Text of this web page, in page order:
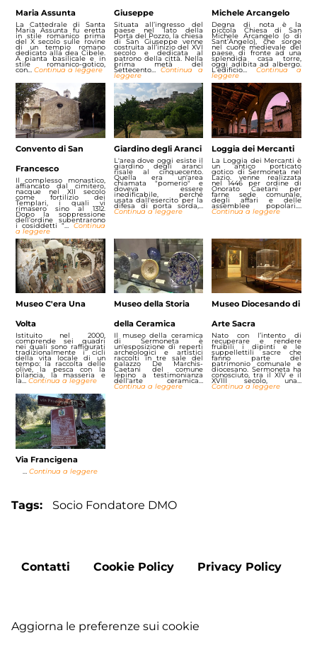
Maria Assunta
La Cattedrale di Santa
Maria Assunta fu eretta
in stile romanico prima
del X secolo sulle rovine
di un tempio romano
dedicato alla dea Cibele.
A pianta basilicale e in
stile romanico-gotico,
con… Continua a leggere
Giuseppe
Situata all’ingresso del
paese nel lato della
Porta del Pozzo, la chiesa
di San Giuseppe venne
costruita all’inizio del XVI
secolo e dedicata al
patrono della città. Nella
prima metà del
Settecento…Continua a
leggere
Michele Arcangelo
Degna di nota è la
piccola Chiesa di San
Michele Arcangelo (o di
Sant’Angelo), che sorge
nel cuore medievale del
paese, di fronte ad una
splendida casa torre,
oggi adibita ad albergo.
L’edificio… Continua a
leggere
Convento di San
Francesco
Il complesso monastico,
affiancato dal cimitero,
nacque nel XII secolo
come fortilizio dei
Templari, i quali vi
rimasero sino al 1312.
Dopo la soppressione
dell’ordine subentrarono
i cosiddetti “… Continua
a leggere
Giardino degli Aranci
L'area dove oggi esiste il
giardino degli aranci
risale al cinquecento.
Quella era un'area
chiamata "pomerio" e
doveva essere
inedificabile, perché
usata dall'esercito per la
difesa di porta sorda,…
Continua a leggere
Loggia dei Mercanti
La Loggia dei Mercanti è
un antico porticato
gotico di Sermoneta nel
Lazio. venne realizzata
nel 1446 per ordine di
Onorato Caetani per
farne sede comunale,
degli affari e delle
assemblee popolari.…
Continua a leggere
Museo C'era Una
Volta
Istituito nel 2000,
comprende sei quadri
nei quali sono raffigurati
tradizionalmente i cicli
della vita locale di un
tempo: la raccolta delle
olive, la pesca con la
bilancia, la masseria e
la… Continua a leggere
Museo della Storia
della Ceramica
Il museo della ceramica
di Sermoneta è
un'esposizione di reperti
archeologici e artistici
raccolti in tre sale del
palazzo De Marchis-
Caetani del comune
lepino a testimonianza
dell'arte ceramica…
Continua a leggere
Museo Diocesando di
Arte Sacra
Nato con l’intento di
recuperare e rendere
fruibili i dipinti e le
suppellettili sacre che
fanno parte del
patrimonio comunale e
diocesano. Sermoneta ha
conosciuto, tra il XIV e il
XVIII secolo, una…
Continua a leggere
Via Francigena
…Continua a leggere
Tags Socio Fondatore DMO
Footer
Contatti Cookie Policy Privacy Policy
Aggiorna le preferenze sui cookie